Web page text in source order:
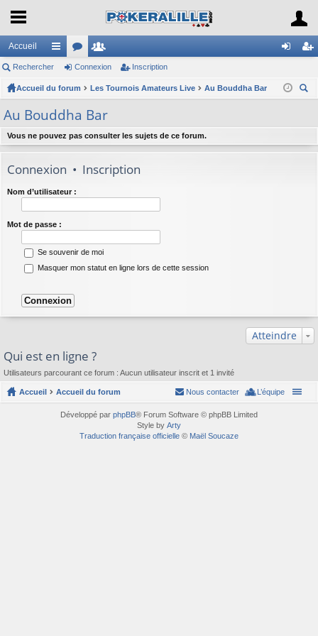
Accueil
ac
co
ur
s
or
u
e
m ne cri
Rechercher Connexion Inscription
Accueil du forum Les Tournois Amateurs Live
Au Bouddha Bar
er
Au Bouddha Bar
Vous ne pouvez pas consulter les sujets de ce forum.
Connexion • Inscription
Nom d’utilisateur :
Mot de passe :
Se souvenir de moi
Masquer mon statut en ligne lors de cette session
Atteindre
Qui est en ligne ?
Utilisateurs parcourant ce forum : Aucun utilisateur inscrit et 1 invité
Accueil Accueil du forum L’équipe
Nous contacter
Développé par phpBB® Forum Software © phpBB Limited
Style by Arty
Traduction française officielle © Maël Soucaze